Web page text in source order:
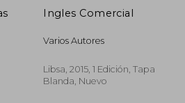
Ingles Comercial
Varios Autores
Libsa, 2015, 1 Edición, Tapa
Blanda, Nuevo